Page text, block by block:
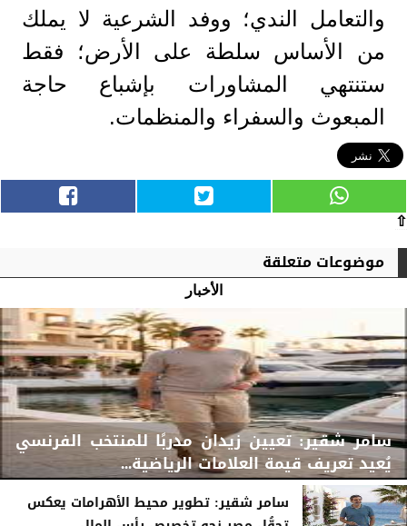
والتعامل الندي؛ ووفد الشرعية لا يملك
من الأساس سلطة على الأرض؛ فقط
ستنتهي المشاورات بإشباع حاجة
المبعوث والسفراء والمنظمات.
⇧
موضوعات متعلقة
الأخبار
سامر شقير: تعيين زيدان مدربًا للمنتخب الفرنسي
يُعيد تعريف قيمة العلامات الرياضية...
سامر شقير: تطوير محيط الأهرامات يعكس